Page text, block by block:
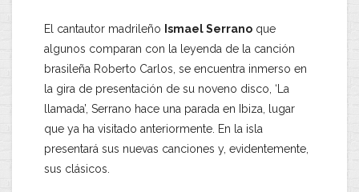
El cantautor madrileño Ismael Serrano que
algunos comparan con la leyenda de la canción
brasileña Roberto Carlos, se encuentra inmerso en
la gira de presentación de su noveno disco, ‘La
llamada’, Serrano hace una parada en Ibiza, lugar
que ya ha visitado anteriormente. En la isla
presentará sus nuevas canciones y, evidentemente,
sus clásicos.